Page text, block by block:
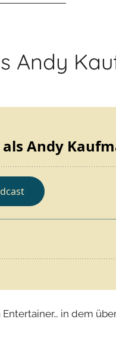
Andy
in dem